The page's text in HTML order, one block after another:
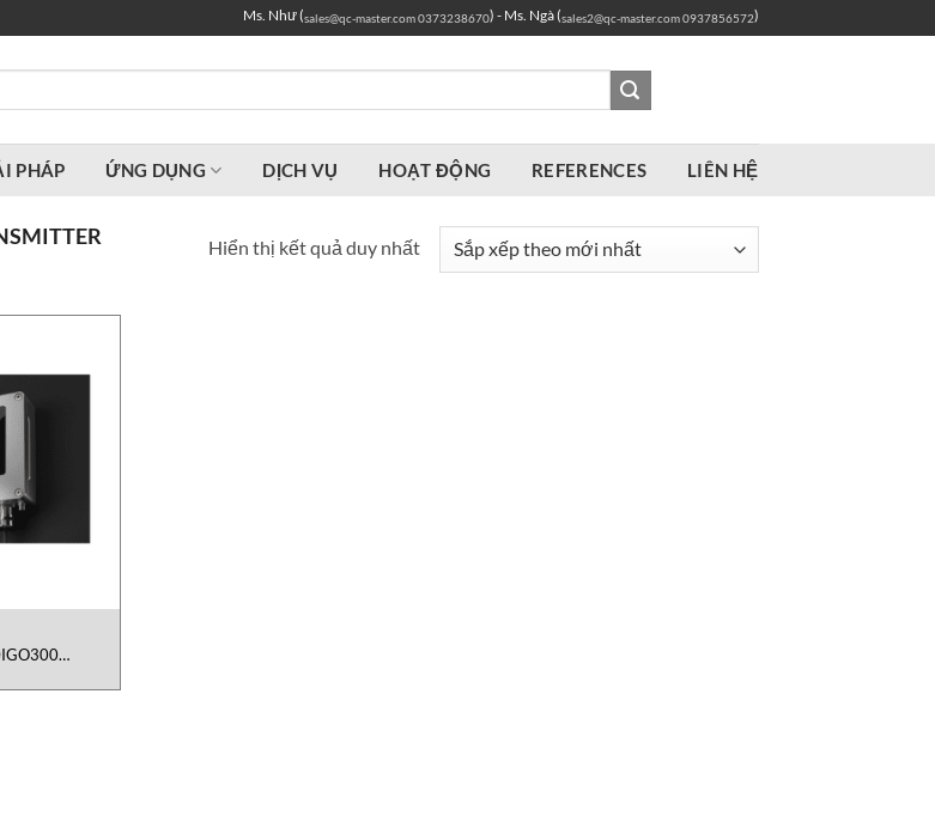
Ms. Như (sales@qc-master.com0373238670) - Ms. Ngà (sales2@qc-master.com0937856572)
PHÁP ỨNG DỤNG DỊCH VỤ HOẠT ĐỘNG REFERENCES LIÊN HỆ
Hiển thị kết quả duy nhất